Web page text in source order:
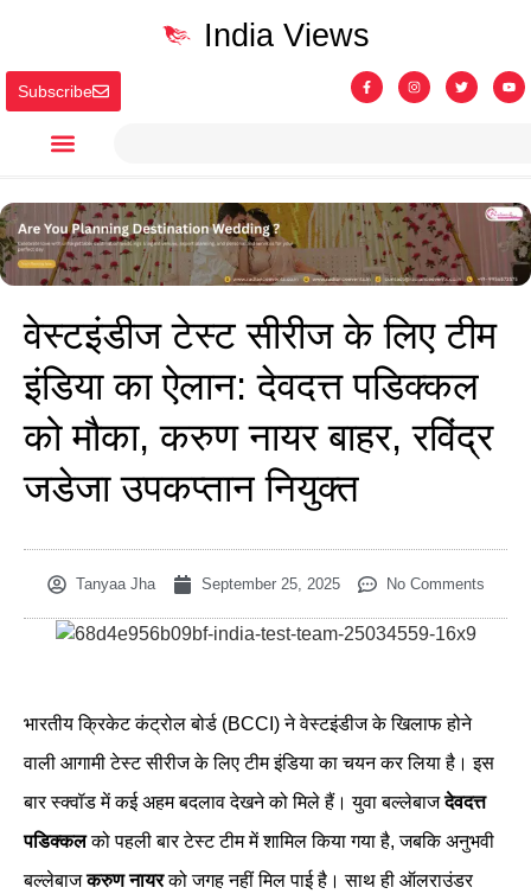
Subscribe
India Views
वेस्टइंडीज टेस्ट सीरीज के लिए टीम
इंडिया का ऐलान: देवदत्त पडिक्कल
को मौका, करुण नायर बाहर, रविंद्र
जडेजा उपकप्तान नियुक्त
Tanyaa Jha September 25, 2025 No Comments
भारतीय क्रिकेट कंट्रोल बोर्ड (BCCI) ने वेस्टइंडीज के खिलाफ होने
वाली आगामी टेस्ट सीरीज के लिए टीम इंडिया का चयन कर लिया है। इस
बार स्क्वॉड में कई अहम बदलाव देखने को मिले हैं। युवा बल्लेबाजदेवदत्त
पडिक्कलको पहली बार टेस्ट टीम में शामिल किया गया है, जबकि अनुभवी
बल्लेबाजकरुण नायरको जगह नहीं मिल पाई है। साथ ही ऑलराउंडर